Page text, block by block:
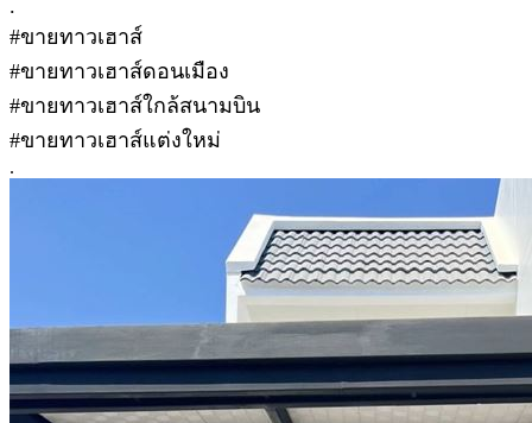
.
#ขายทาวเฮาส์
#ขายทาวเฮาส์ดอนเมือง
#ขายทาวเฮาส์ใกล้สนามบิน
#ขายทาวเฮาส์แต่งใหม่
.